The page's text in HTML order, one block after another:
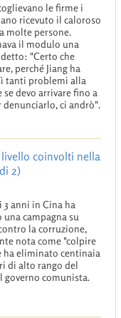
le firme i
ricevuto il caloroso
molte persone.
il modulo una
"Certo che
perché Jiang ha
tanti problemi alla
se devo arrivare fino a
denunciarlo, ci andrò".
coinvolti nella
2)
anni in Cina ha
campagna su
la corruzione,
nota come "colpire
ha eliminato centinaia
di alto rango del
governo comunista.